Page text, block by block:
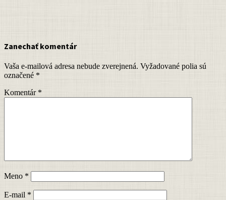
Zanechať komentár
Vaša e-mailová adresa nebude zverejnená. Vyžadované polia sú
označené *
Komentár *
Meno *
E-mail *